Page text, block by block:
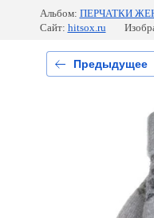
Альбом: ПЕРЧАТКИ
Сайт: hitsox.ru
Предыдущее